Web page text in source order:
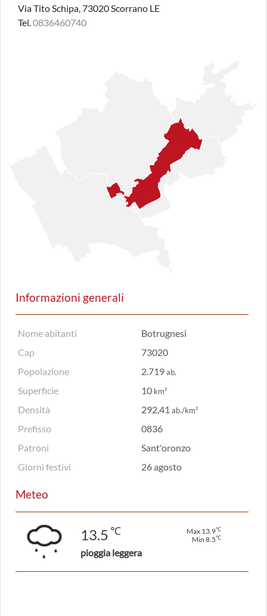
Via Tito Schipa, 73020 Scorrano LE
Tel.0836460740
Informazioni generali
Nome abitanti
Botrugnesi
Cap
73020
Popolazione
2.719ab.
Superficie 10 km²
Densità 292,41 ab./km²
Prefisso
0836
Patroni
Sant'oronzo
Giorni festivi
26 agosto
Meteo
13.5 ℃ Max 13.9℃
Min 8.5℃
pioggia leggera